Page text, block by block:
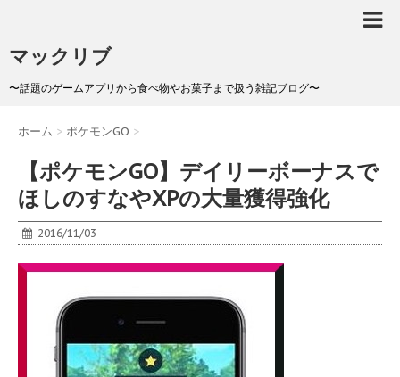
マックリブ
〜話題のゲームアプリから食べ物やお菓子まで扱う雑記ブログ〜
ホーム > ポケモンGO >
【ポケモンGO】デイリーボーナスで
ほしのすなやXPの大量獲得強化
2016/11/03